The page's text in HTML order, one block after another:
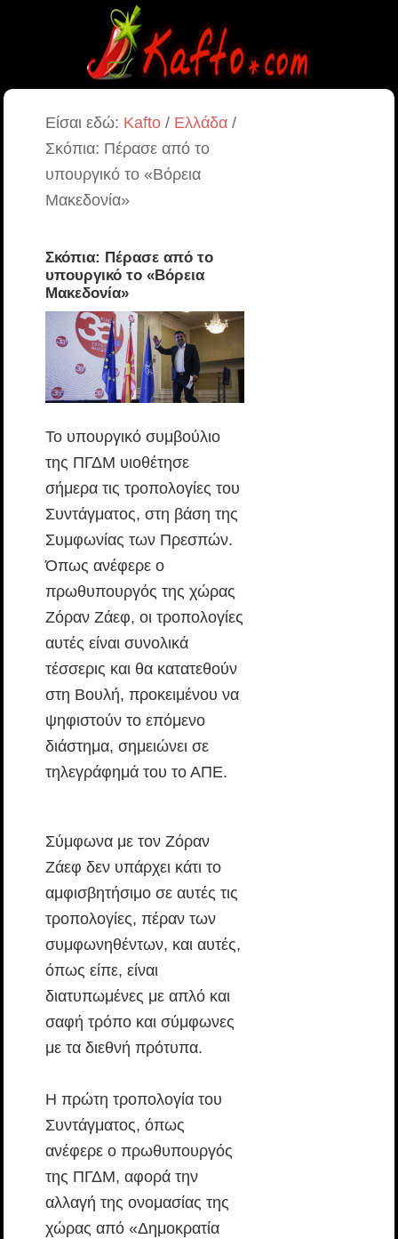
Είσαι εδώ: Kafto/ Ελλάδα/
Σκόπια: Πέρασε από το
υπουργικό το «Βόρεια
Μακεδονία»
Σκόπια: Πέρασε από το
υπουργικό το «Βόρεια
Μακεδονία»
Το υπουργικό συμβούλιο
της ΠΓΔΜ υιοθέτησε
σήμερα τις τροπολογίες του
Συντάγματος, στη βάση της
Συμφωνίας των Πρεσπών.
Όπως ανέφερε ο
πρωθυπουργός της χώρας
Ζόραν Ζάεφ, οι τροπολογίες
αυτές είναι συνολικά
τέσσερις και θα κατατεθούν
στη Βουλή, προκειμένου να
ψηφιστούν το επόμενο
διάστημα, σημειώνει σε
τηλεγράφημά του το ΑΠΕ.
Σύμφωνα με τον Ζόραν
Ζάεφ δεν υπάρχει κάτι το
αμφισβητήσιμο σε αυτές τις
τροπολογίες, πέραν των
συμφωνηθέντων, και αυτές,
όπως είπε, είναι
διατυπωμένες με απλό και
σαφή τρόπο και σύμφωνες
με τα διεθνή πρότυπα.
Η πρώτη τροπολογία του
Συντάγματος, όπως
ανέφερε ο πρωθυπουργός
της ΠΓΔΜ, αφορά την
αλλαγή της ονομασίας της
χώρας από «Δημοκρατία